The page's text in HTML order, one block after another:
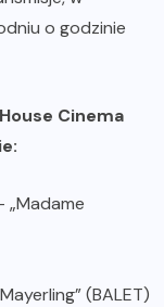
o godzinie
Cinema
„Madame
(BALET)